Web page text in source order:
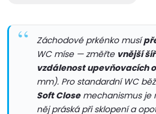
p
Záchodové prkénko musí
WC míse — změřte vnější
vzdálenost upevňovacích
mm). Pro standardní WC
Soft Closemechanismus je
něj práská při sklopení a